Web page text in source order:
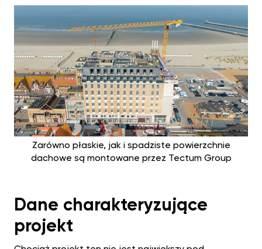
Zarówno płaskie, jak i spadziste powierzchnie
dachowe są montowane przez Tectum Group
Dane charakteryzujące
projekt